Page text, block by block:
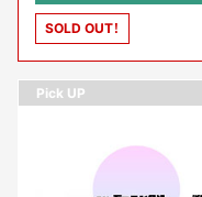
へ一番近いアイドル)、
ニアモンスターズより10名
SOLD OUT！
Pick UP